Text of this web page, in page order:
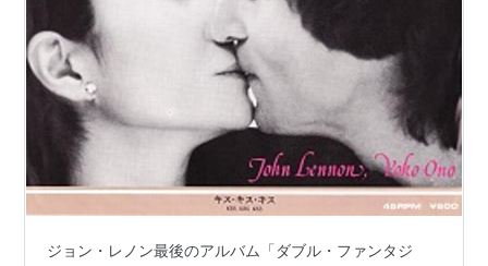
ジョン・レノン最後のアルバム「ダブル・ファンタジ